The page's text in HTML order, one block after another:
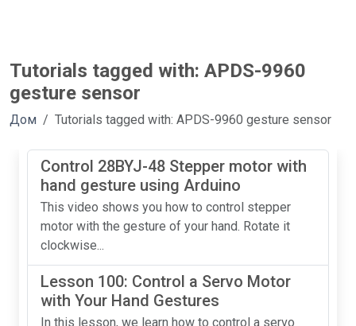
Tutorials tagged with: APDS-9960
gesture sensor
Дом Tutorials tagged with: APDS-9960 gesture sensor
Control 28BYJ-48 Stepper motor with
hand gesture using Arduino
This video shows you how to control stepper
motor with the gesture of your hand. Rotate it
clockwise...
Lesson 100: Control a Servo Motor
with Your Hand Gestures
In this lesson, we learn how to control a servo